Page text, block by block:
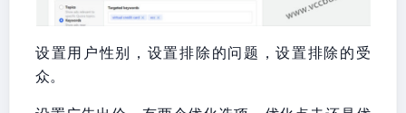
设置用户性别，设置排除的问题，设置排除的受
众。